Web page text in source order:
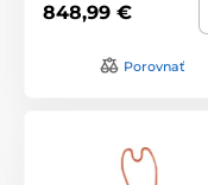
848,99 €
Porovnať